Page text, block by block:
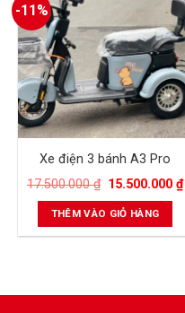
-11%
Xe điện 3 bánh A3 Pro
17.500.000₫ 15.500.000₫
THÊM VÀO GIỎ HÀNG